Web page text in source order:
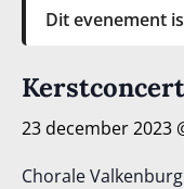
Dit evenement
23 december 2023
Chorale